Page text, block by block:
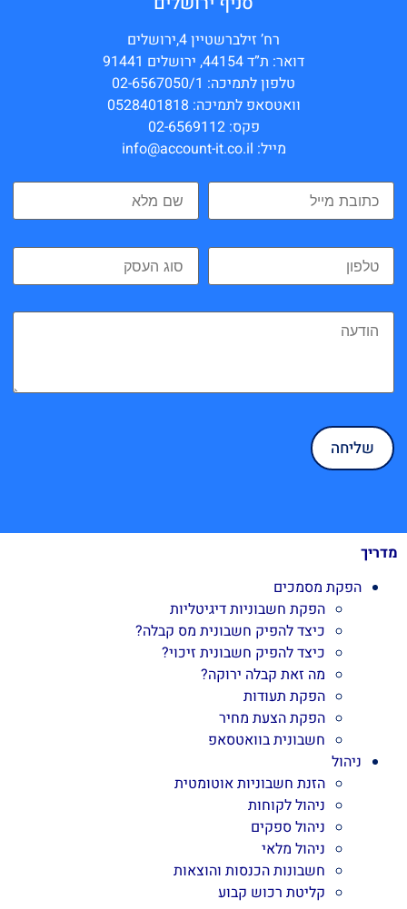
רח’ זילברשטיין 4,ירושלים
דואר: ת”ד 44154, ירושלים 91441
טלפון לתמיכה: 02-6567050/1
וואטסאפ לתמיכה: 0528401818
פקס: 02-6569112
מייל: info@account-it.co.il
מדריך
הפקת מסמכים
הפקת חשבוניות דיגיטליות
כיצד להפיק חשבונית מס קבלה?
כיצד להפיק חשבונית זיכוי?
מה זאת קבלה ירוקה?
הפקת תעודות
הפקת הצעת מחיר
חשבונית בוואטסאפ
ניהול
הזנת חשבוניות אוטומטית
ניהול לקוחות
ניהול ספקים
ניהול מלאי
חשבונות הכנסות והוצאות
קליטת רכוש קבוע